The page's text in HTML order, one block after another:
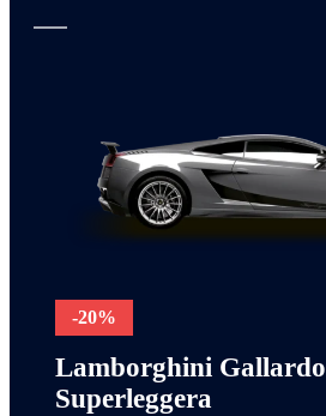
-20%
Lamborghini Gallardo
Superleggera